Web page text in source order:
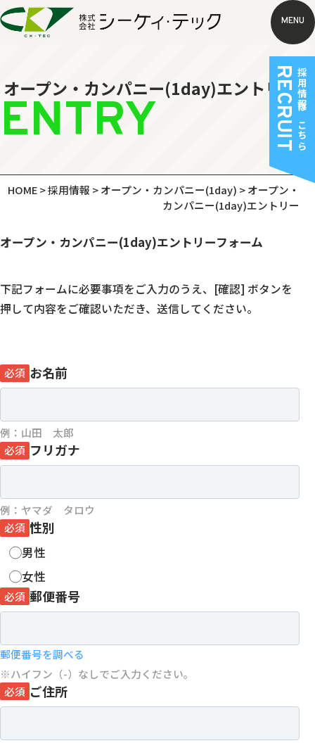
MENU
オープン・カンパニー(1day)エントリー
ENTRY
HOME>採用情報 >オープン・カンパニー(1day) >オープン・
カンパニー(1day)エントリー
オープン・カンパニー(1day)エントリーフォーム
下記フォームに必要事項をご入力のうえ、 [確認] ボタンを
押して内容をご確認いただき、送信してください。
必須 お名前
例：山田 太郎
必須 フリガナ
例：ヤマダ タロウ
必須 性別
男性
女性
必須 郵便番号
郵便番号を調べる
ハイフン（-）なしでご入力ください。
必須 ご住所
採用情報はこちら
RECRUIT